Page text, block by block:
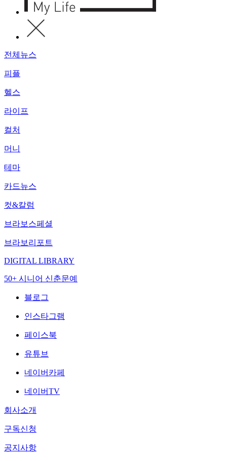
전체뉴스
피플
헬스
라이프
컬처
머니
테마
카드뉴스
컷&칼럼
브라보스페셜
브라보리포트
DIGITAL LIBRARY
50+ 시니어 신춘문예
블로그
인스타그램
페이스북
유튜브
네이버카페
네이버TV
회사소개
구독신청
공지사항